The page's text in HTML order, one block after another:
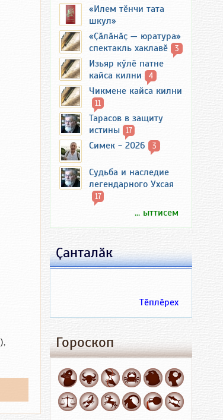
«Илем тӗнчи тата
шкул»
«Ҫӑлӑнӑҫ — юратура»
спектакль хаклавӗ
3
Изьяр кӳлӗ патне
кайса килни
4
Чикмене кайса килни
11
Тарасов в защиту
истины 17
Симек - 2026 3
Судьба и наследие
легендарного Ухсая
17
... ыттисем
Ҫанталӑк
Тӗплӗрех
Гороскоп